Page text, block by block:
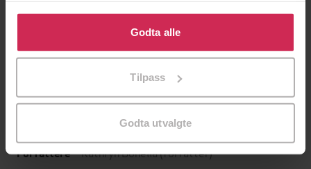
Klikk på «Godta alle» for å gi oss ditt samtykke til å
bruke cookies for alle disse formålene. Du kan også
tilpasse ditt samtykke til spesifikke formål ved å klikke
Godta alle
Tilpass
Godta utvalgte
Jo Nesbø
Jørn Lier Horst
Undertittel The Incredible Inside Account of Bali's
Hidden Drug World
Forfattere Kathryn Bonella(forfatter)